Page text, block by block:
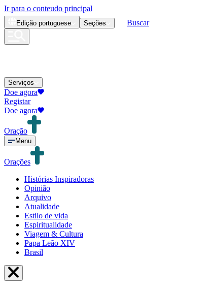
Ir para o conteudo principal
Edição portuguese Seções Buscar
Serviços
Doe agora
Registar
Doe agora
Oração
Menu
Orações
Histórias Inspiradoras
Opinião
Arquivo
Atualidade
Estilo de vida
Espiritualidade
Viagem & Cultura
Papa Leão XIV
Brasil